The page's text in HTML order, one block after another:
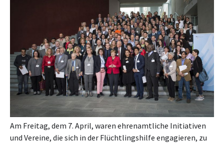
Am Freitag, dem 7. April, waren ehrenamtliche Initiativen
und Vereine, die sich in der Flüchtlingshilfe engagieren, zu